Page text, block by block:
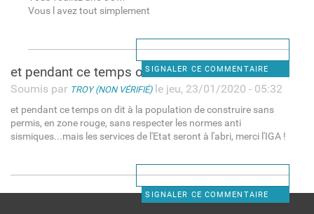
Vous l avez tout simplement
SIGNALER CE COMMENTAIRE
et pendant ce temps on dit à
Soumis par TROY (NON VÉRIFIÉ)le jeu, 23/01/2020 - 05:32
et pendant ce temps on dit à la population de construire sans
permis, en zone rouge, sans respecter les normes anti
sismiques...mais les services de l'Etat seront à l'abri, merci l'IGA !
SIGNALER CE COMMENTAIRE